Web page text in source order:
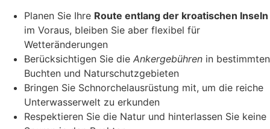
Planen Sie Ihre Route entlang der kroatischen Inseln
im Voraus, bleiben Sie aber flexibel für
Wetteränderungen
Berücksichtigen Sie die Ankergebühren in bestimmten
Buchten und Naturschutzgebieten
Bringen Sie Schnorchelausrüstung mit, um die reiche
Unterwasserwelt zu erkunden
Respektieren Sie die Natur und hinterlassen Sie keine